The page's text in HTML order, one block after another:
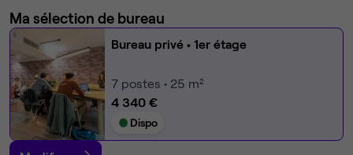
Ma sélection de bureau
Bureau privé • 1er étage
7 postes • 25 m²
4 340 €
Dispo